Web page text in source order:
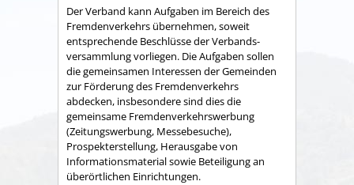
Der Verband kann Aufgaben im Bereich des
Fremdenverkehrs übernehmen, soweit
entsprechende Beschlüsse der Verbands­
versammlung vorliegen. Die Aufgaben sollen
die gemeinsamen Interessen der Gemeinden
zur Förderung des Fremdenverkehrs
abdecken, insbesondere sind dies die
gemeinsame Fremden­verkehrswerbung
(Zeitungswerbung, Messebesuche),
Prospekter­stellung, Herausgabe von
Informationsmaterial sowie Betei­ligung an
überörtlichen Einrichtungen.